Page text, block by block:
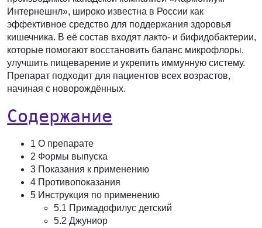
Интернешнл», широко известна в России как
эффективное средство для поддержания здоровья
кишечника. В её состав входят лакто- и бифидобактерии,
которые помогают восстановить баланс микрофлоры,
улучшить пищеварение и укрепить иммунную систему.
Препарат подходит для пациентов всех возрастов,
начиная с новорождённых.
Содержание
1 О препарате
2 Формы выпуска
3 Показания к применению
4 Противопоказания
5 Инструкция по применению
5.1 Примадофилус детский
5.2 Джуниор